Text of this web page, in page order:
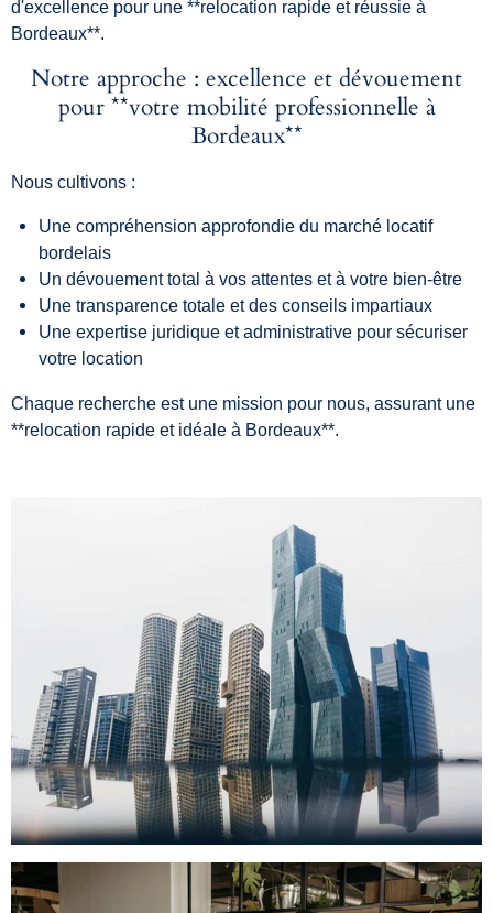
d'excellence pour une **relocation rapide et réussie à
Bordeaux**.
Notre approche : excellence et dévouement
pour **votre mobilité professionnelle à
Bordeaux**
Nous cultivons :
Une compréhension approfondie du marché locatif
bordelais
Un dévouement total à vos attentes et à votre bien-être
Une transparence totale et des conseils impartiaux
Une expertise juridique et administrative pour sécuriser
votre location
Chaque recherche est une mission pour nous, assurant une
**relocation rapide et idéale à Bordeaux**.